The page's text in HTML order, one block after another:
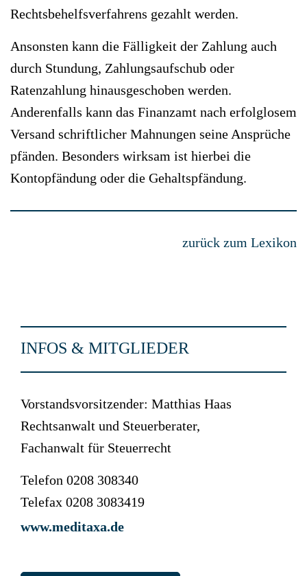
Rechtsbehelfsverfahrens gezahlt werden.
Ansonsten kann die Fälligkeit der Zahlung auch
durch Stundung, Zahlungsaufschub oder
Ratenzahlung hinausgeschoben werden.
Anderenfalls kann das Finanzamt nach erfolglosem
Versand schriftlicher Mahnungen seine Ansprüche
pfänden. Besonders wirksam ist hierbei die
Kontopfändung oder die Gehaltspfändung.
zurück zum Lexikon
INFOS & MITGLIEDER
Vorstandsvorsitzender: Matthias Haas
Rechtsanwalt und Steuerberater,
Fachanwalt für Steuerrecht
Telefon 0208 308340
Telefax 0208 3083419
www.meditaxa.de